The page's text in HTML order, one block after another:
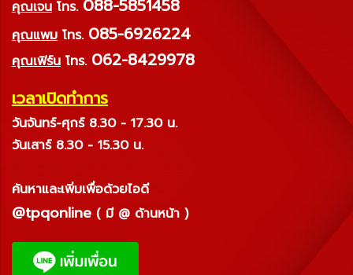
คุณเจน โทร. 088-5851458
คุณแพม โทร. 085-6926224
คุณเฟิร์น โทร. 062-8429978
เวลาเปิดทำการ
วันจันทร์-ศุกร์ 8.30 - 17.30 น.
วันเสาร์ 8.30 - 15.30 น.
ค้นหาและเพิ่มเพื่อด้วยไอดี
@tpqonline ( มี @ ด้านหน้า )